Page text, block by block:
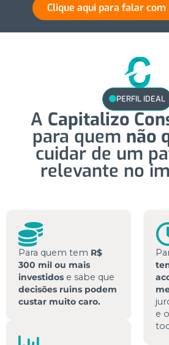
Clique aqui para falar com
PERFIL IDEAL
A Capitalizo
para quem não
cuidar de um
relevante no
Para quem tem R$
300 mil ou mais
investidos e sabe que
decisões ruins podem
custar muito caro.
e